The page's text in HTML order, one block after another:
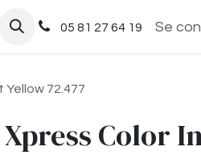
05 81 27 64 19 Se
72.477
Xpress Color